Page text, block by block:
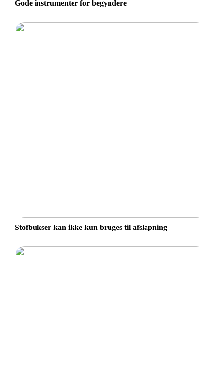
Gode instrumenter for begyndere
Stofbukser kan ikke kun bruges til afslapning